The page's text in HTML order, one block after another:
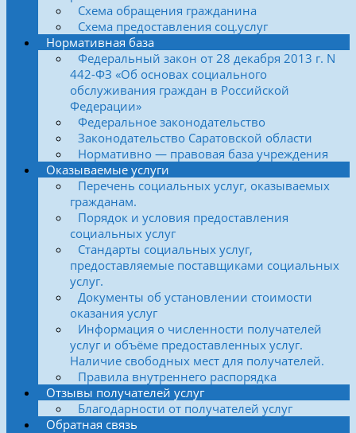
Схема обращения гражданина
Схема предоставления соц.услуг
Нормативная база
Федеральный закон от 28 декабря 2013 г. N
442-ФЗ «Об основах социального
обслуживания граждан в Российской
Федерации»
Федеральное законодательство
Законодательство Саратовской области
Нормативно — правовая база учреждения
Оказываемые услуги
Перечень социальных услуг, оказываемых
гражданам.
Порядок и условия предоставления
социальных услуг
Стандарты социальных услуг,
предоставляемые поставщиками социальных
услуг.
Документы об установлении стоимости
оказания услуг
Информация о численности получателей
услуг и объёме предоставленных услуг.
Наличие свободных мест для получателей.
Правила внутреннего распорядка
Отзывы получателей услуг
Благодарности от получателей услуг
Обратная связь